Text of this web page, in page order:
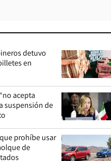
detuvo
en
acepta
suspensión de
prohíbe usar
de